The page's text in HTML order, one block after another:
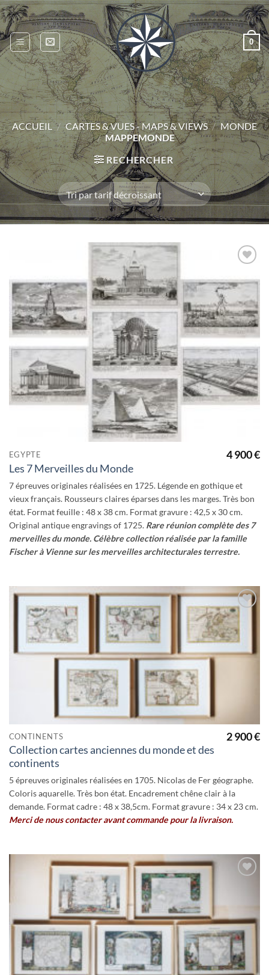
Passer
au
contenu
0
ACCUEIL / CARTES & VUES - MAPS & VIEWS / MONDE
/ MAPPEMONDE
RECHERCHER
à la
wishlist
EGYPTE
Les 7 Merveilles du Monde
4 900€
7 épreuves originales réalisées en 1725. Légende en gothique et
vieux français. Rousseurs claires éparses dans les marges. Très bon
état. Format feuille : 48 x 38 cm. Format gravure : 42,5 x 30 cm.
Original antique engravings of 1725. Rare réunion complète des 7
merveilles du monde. Célèbre collection réalisée par la famille
Fischer à Vienne sur les merveilles architecturales terrestre.
Ajouter
wishlist
CONTINENTS
Collection cartes anciennes du monde et des
continents
2 900€
5 épreuves originales réalisées en 1705. Nicolas de Fer géographe.
Coloris aquarelle. Très bon état. Encadrement chêne clair à la
demande. Format cadre : 48 x 38,5cm. Format gravure : 34 x 23 cm.
Merci de nous contacter avant commande pour la livraison.